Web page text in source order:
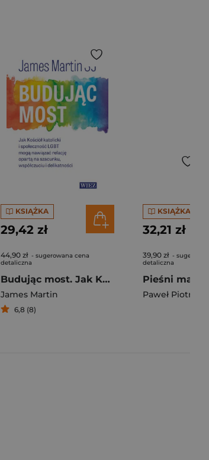
KSIĄŻKA
29,42 zł
44,90 zł - sugerowana cena
detaliczna
Budując most. Jak Kościół katolicki i społeczność LGBT mogą nawiązać relację opartą na szacunku, współczuciu i delikatności
James Martin
6,8 (8)
KSIĄŻKA
32,21 zł
39,90 zł -
detaliczna
Paweł